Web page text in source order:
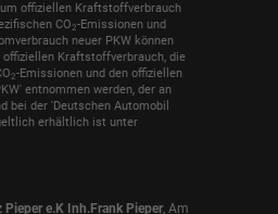
offiziellen Kraftstoffverbrauch
CO2-Emissionen und
neuer PKW können
Kraftstoffverbrauch, die
2-Emissionen und den offiziellen
entnommen werden, der an
bei der 'Deutschen Automobil
erhältlich ist unter
e.K Inh.Frank Pieper Am